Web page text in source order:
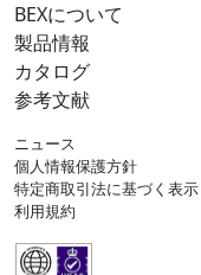
BEXについて
製品情報
カタログ
参考文献
ニュース
個人情報保護方針
特定商取引法に基づく表示
利用規約